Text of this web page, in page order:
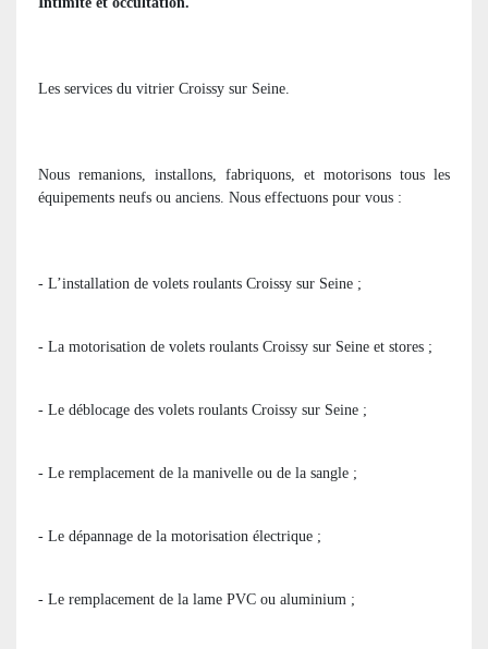
Les services du vitrier Croissy sur Seine.
Nous remanions, installons, fabriquons, et motorisons tous les
équipements neufs ou anciens. Nous effectuons pour vous :
- L’installation de volets roulants Croissy sur Seine ;
- La motorisation de volets roulants Croissy sur Seine et stores ;
- Le déblocage des volets roulants Croissy sur Seine ;
- Le remplacement de la manivelle ou de la sangle ;
- Le dépannage de la motorisation électrique ;
- Le remplacement de la lame PVC ou aluminium ;